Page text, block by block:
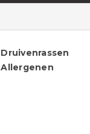
Druivenrassen
Allergenen